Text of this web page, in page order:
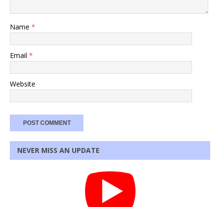
Name *
Email *
Website
NEVER MISS AN UPDATE